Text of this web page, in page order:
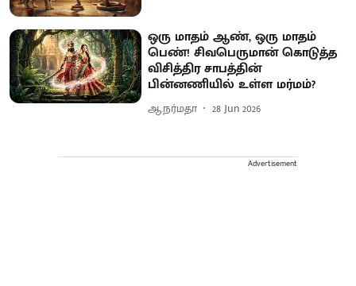
ஒரு மாதம் ஆண், ஒரு மாதம்
பெண்! சிவபெருமான் கொடுத்த
விசித்திர சாபத்தின்
பின்னணியில் உள்ள மர்மம்?
ஆ.நர்மதா 28 Jun 2026
Advertisement